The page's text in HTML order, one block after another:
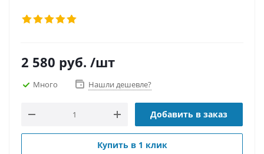
2 580 руб. /шт
Много Нашли дешевле?
Добавить в заказ
Купить в 1 клик